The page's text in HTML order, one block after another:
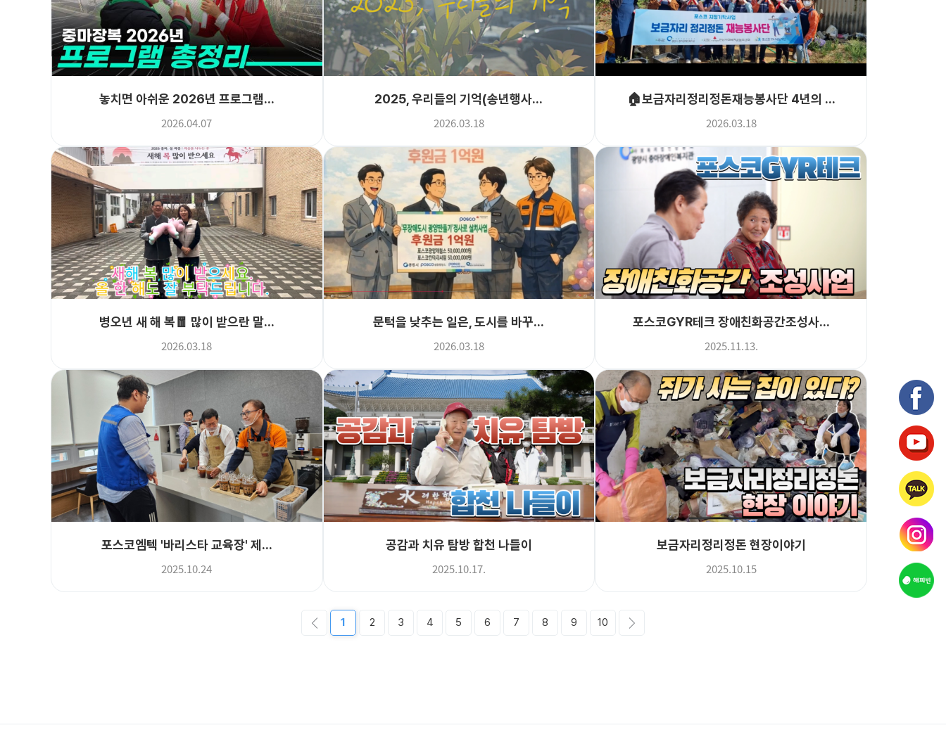
놓치면 아쉬운 2026년 프로그램...
2026.04.07
2025, 우리들의 기억(송년행사...
2026.03.18
🏠보금자리정리정돈재능봉사단 4년의 ...
2026.03.18
병오년 새 해 복🧧 많이 받으란 말...
2026.03.18
문턱을 낮추는 일은, 도시를 바꾸...
2026.03.18
포스코GYR테크 장애친화공간조성사...
2025.11.13.
포스코엠텍 '바리스타 교육장' 제...
2025.10.24
공감과 치유 탐방 합천 나들이
2025.10.17.
보금자리정리정돈 현장이야기
2025.10.15
1 2 3 4 5 6 7 8 9 10